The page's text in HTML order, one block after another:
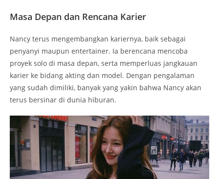
Masa Depan dan Rencana Karier
Nancy terus mengembangkan kariernya, baik sebagai
penyanyi maupun entertainer. Ia berencana mencoba
proyek solo di masa depan, serta memperluas jangkauan
karier ke bidang akting dan model. Dengan pengalaman
yang sudah dimiliki, banyak yang yakin bahwa Nancy akan
terus bersinar di dunia hiburan.